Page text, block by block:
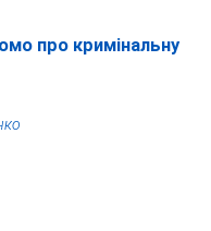
про кримінальну